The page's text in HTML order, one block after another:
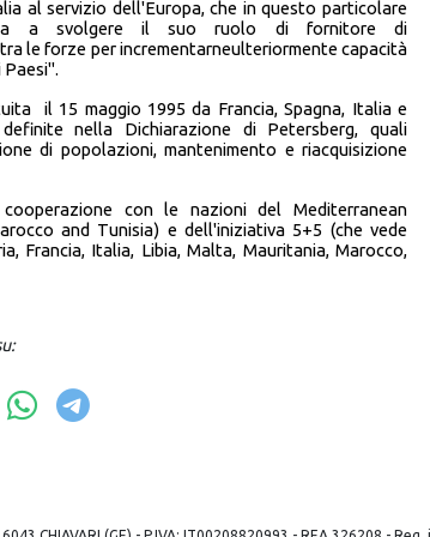
al servizio dell'Europa, che in questo particolare
a svolgere il suo ruolo di fornitore di
le forze per incrementarneulteriormente capacità
il 15 maggio 1995 da Francia, Spagna, Italia e
nella Dichiarazione di Petersberg, quali
di popolazioni, mantenimento e riacquisizione
con le nazioni del Mediterranean
and Tunisia) e dell'iniziativa 5+5 (che vede
Francia, Italia, Libia, Malta, Mauritania, Marocco,